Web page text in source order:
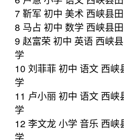
7 靳军 初中 美术 西峡县
8 马占 初中 数学 西峡县
9 赵富荣 初中 英语 西峡
学
10 刘菲菲 初中 语文 西
学
11 卢小丽 初中 语文 西
学
12 李文龙 小学 音乐 西
学